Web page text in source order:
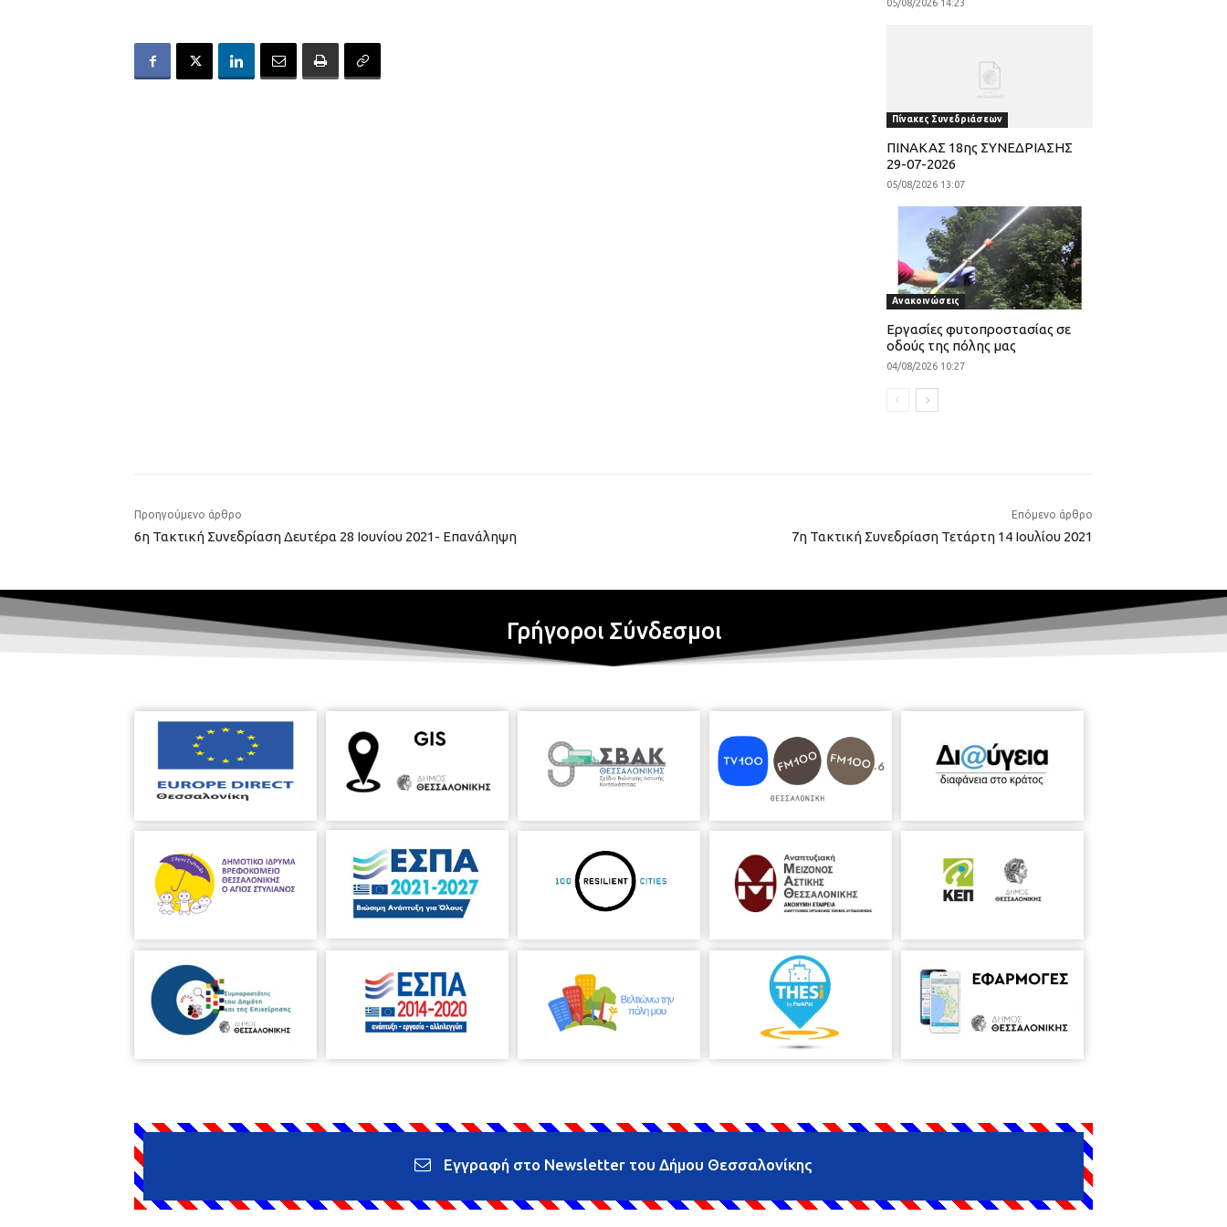
05/08/2026 14:23
Πίνακες Συνεδριάσεων
ΠΙΝΑΚΑΣ 18ης ΣΥΝΕΔΡΙΑΣΗΣ
29-07-2026
05/08/2026 13:07
Ανακοινώσεις
Εργασίες φυτοπροστασίας σε
οδούς της πόλης μας
04/08/2026 10:27
Προηγούμενο άρθρο
6η Τακτική Συνεδρίαση Δευτέρα 28 Ιουνίου 2021- Επανάληψη
Επόμενο άρθρο
7η Τακτική Συνεδρίαση Τετάρτη 14 Ιουλίου 2021
Γρήγοροι Σύνδεσμοι
Εγγραφή στο Newsletter του Δήμου Θεσσαλονίκης